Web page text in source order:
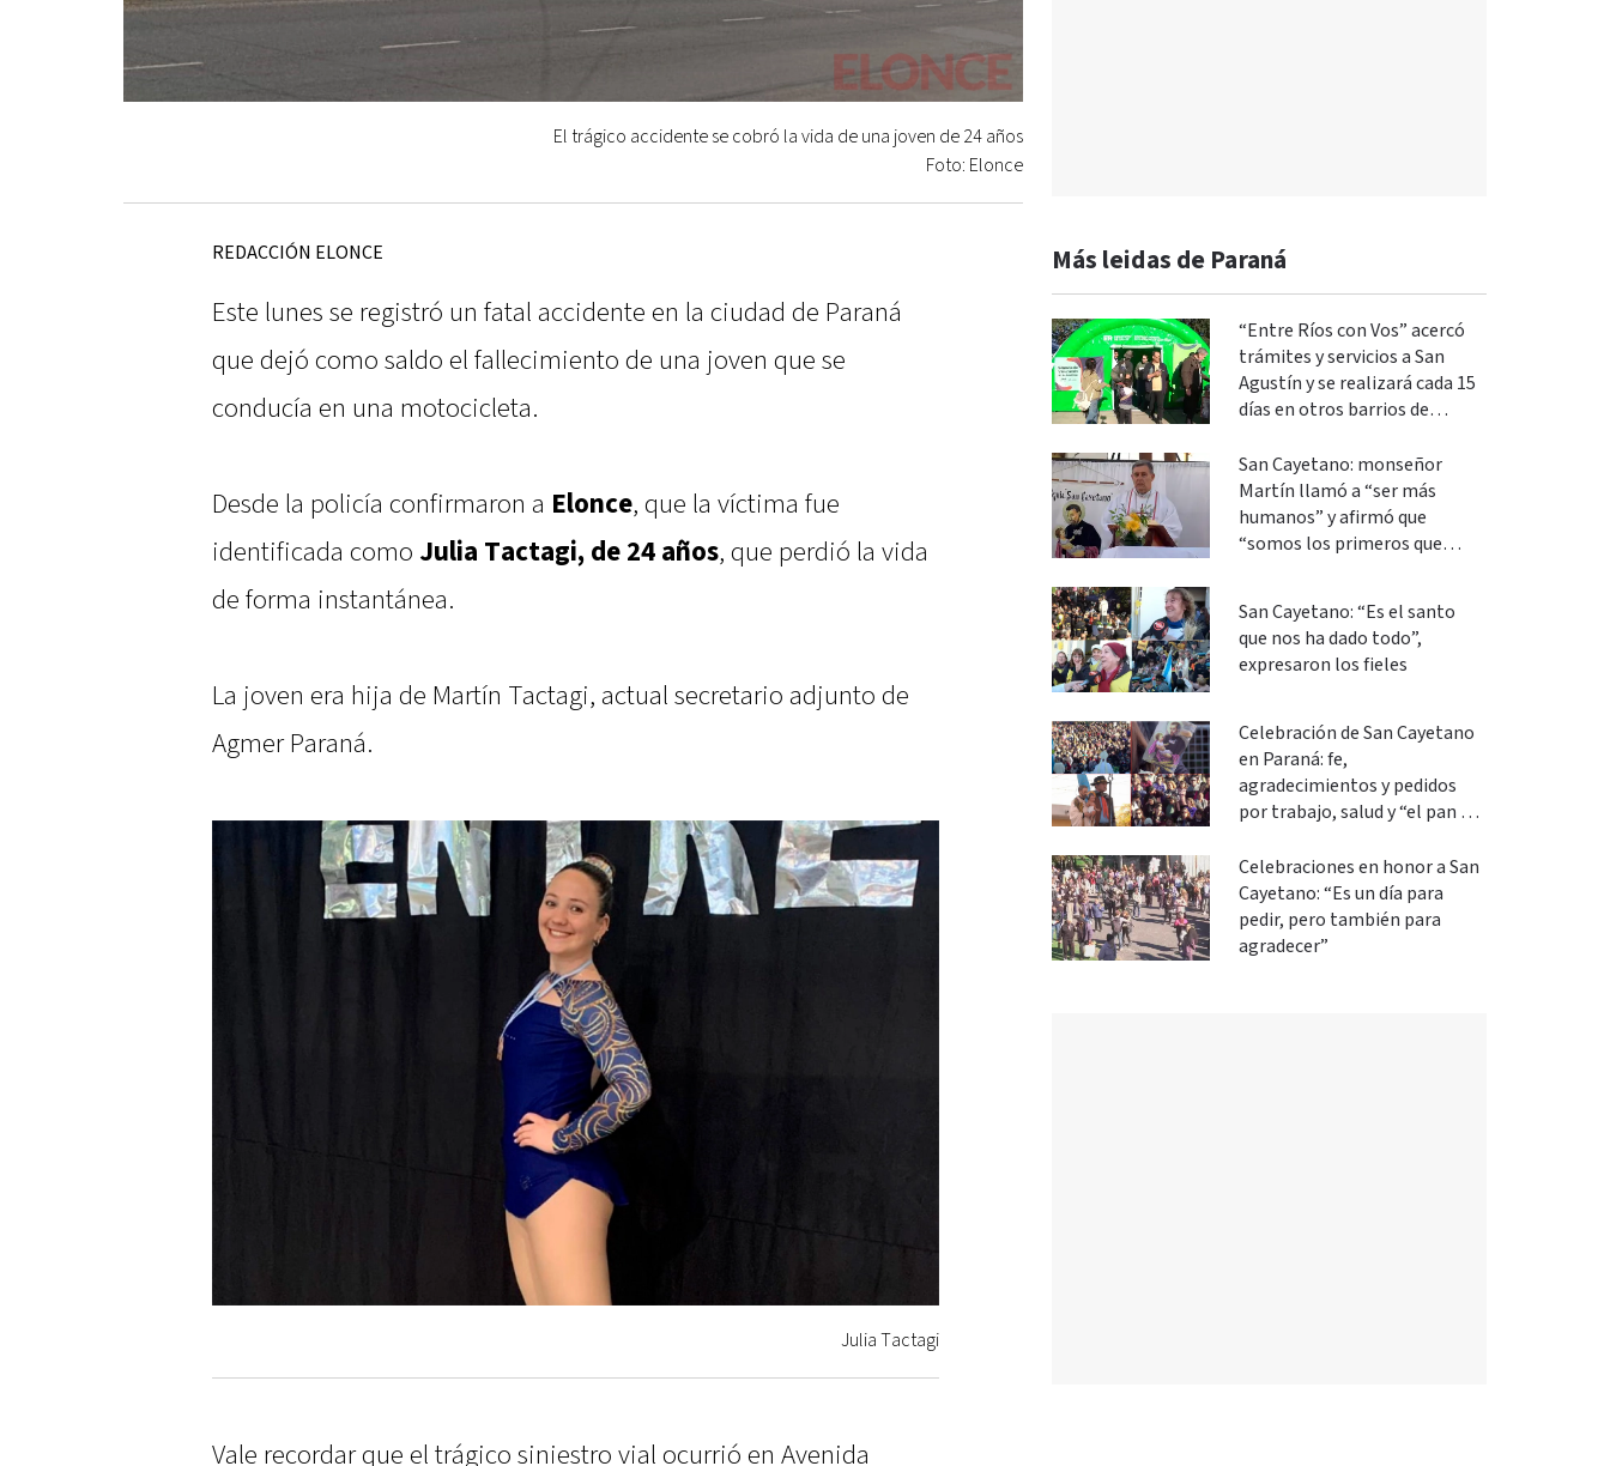
El trágico accidente se cobró la vida de una joven de 24 años
Foto: Elonce
REDACCIÓN ELONCE
Este lunes se registró un fatal accidente en la ciudad de Paraná
que dejó como saldo el fallecimiento de una joven que se
conducía en una motocicleta.
Desde la policía confirmaron a Elonce, que la víctima fue
identificada como Julia Tactagi, de 24 años, que perdió la vida
de forma instantánea.
La joven era hija de Martín Tactagi, actual secretario adjunto de
Agmer Paraná.
Julia Tactagi
Vale recordar que el trágico siniestro vial ocurrió en Avenida
Más leidas de Paraná
“Entre Ríos con Vos” acercó
trámites y servicios a San
Agustín y se realizará cada 15
días en otros barrios de
San Cayetano: monseñor
Martín llamó a “ser más
humanos” y afirmó que
“somos los primeros que
San Cayetano: “Es el santo
que nos ha dado todo”,
expresaron los fieles
Celebración de San Cayetano
en Paraná: fe,
agradecimientos y pedidos
por trabajo, salud y “el pan de
Celebraciones en honor a San
Cayetano: “Es un día para
pedir, pero también para
agradecer”